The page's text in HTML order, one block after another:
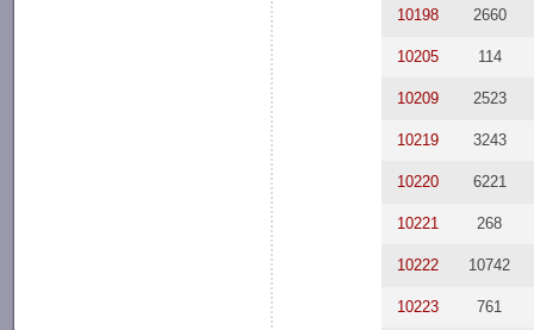
10198 2660
10205 114
10209 2523
10219 3243
10220 6221
10221 268
10222 10742
10223 761